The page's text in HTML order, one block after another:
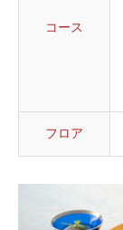
コース
フロア